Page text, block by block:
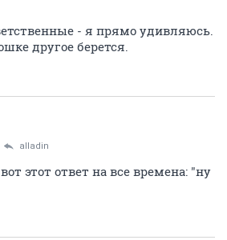
- я прямо удивляюсь.
другое берется.
alladin
этот ответ на все времена: "ну